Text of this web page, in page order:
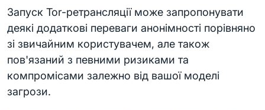
Запуск Tor-ретрансляції може запропонувати
деякі додаткові переваги анонімності порівняно
зі звичайним користувачем, але також
пов'язаний з певними ризиками та
компромісами залежно від вашої моделі
загрози.